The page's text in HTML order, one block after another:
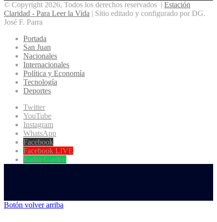
© Copyright 2026, Todos los derechos reservados | Estación
Claridad - Para Leer la Vida | Sitio editado y configurado por DG.
José F. Parra
Portada
San Juan
Nacionales
Internacionales
Política y Economía
Tecnología
Deportes
Twitter
YouTube
Instagram
WhatsApp
Facebook
Facebook LIVE
Radio Garden
Botón volver arriba